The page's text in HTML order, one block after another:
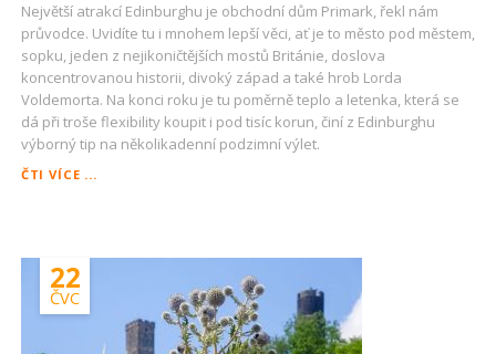
Největší atrakcí Edinburghu je obchodní dům Primark, řekl nám
průvodce. Uvidíte tu i mnohem lepší věci, ať je to město pod městem,
sopku, jeden z nejikoničtějších mostů Británie, doslova
koncentrovanou historii, divoký západ a také hrob Lorda
Voldemorta. Na konci roku je tu poměrně teplo a letenka, která se
dá při troše flexibility koupit i pod tisíc korun, činí z Edinburghu
výborný tip na několikadenní podzimní výlet.
ČTI VÍCE ...
POTTERA
22
ČVC